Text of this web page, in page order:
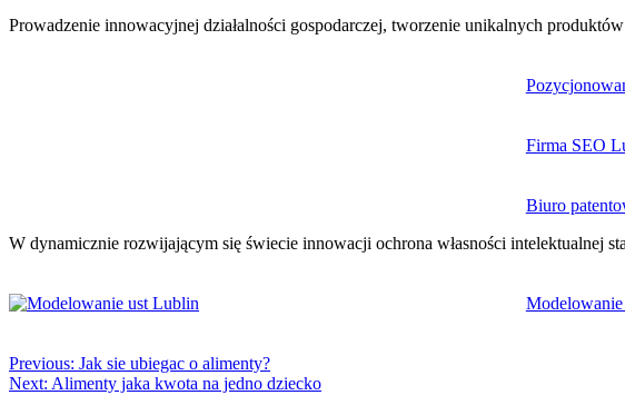
Prowadzenie innowacyjnej działalności gospodarczej, tworzenie unikalnych
Firma SEO
Biuro
W dynamicznie rozwijającym się świecie innowacji ochrona własności intelektualnej
wpisu
Previous: Jak sie ubiegac o alimenty?
Next: Alimenty jaka kwota na jedno dziecko